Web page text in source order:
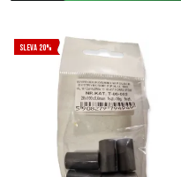
SLEVA 20%